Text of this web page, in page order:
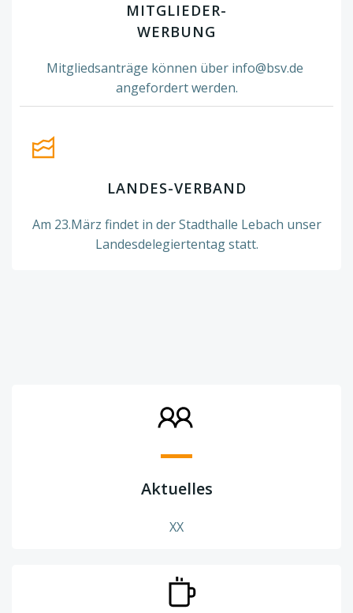
MITGLIEDER-
WERBUNG
Mitgliedsanträge können über info@bsv.de
angefordert werden.
LANDES-VERBAND
Am 23.März findet in der Stadthalle Lebach unser
Landesdelegiertentag statt.
Aktuelles
XX